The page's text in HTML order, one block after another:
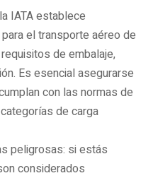
IATA establece
el transporte aéreo de
de embalaje,
Es esencial asegurarse
con las normas de
de carga
peligrosas: si estás
considerados